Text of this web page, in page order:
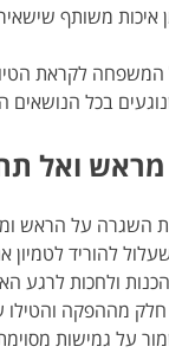
איכות משותף
לקראת
בכל הנושאים
מראש ואל
השגרה על הראש
להוריד
ולחכות לרגע
מההפקה והטילו
על גמישות